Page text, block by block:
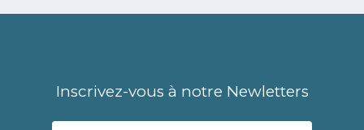
Inscrivez-vous à notre Newletters